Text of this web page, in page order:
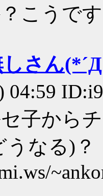
こうで
さん
04:59
子から
なる)？